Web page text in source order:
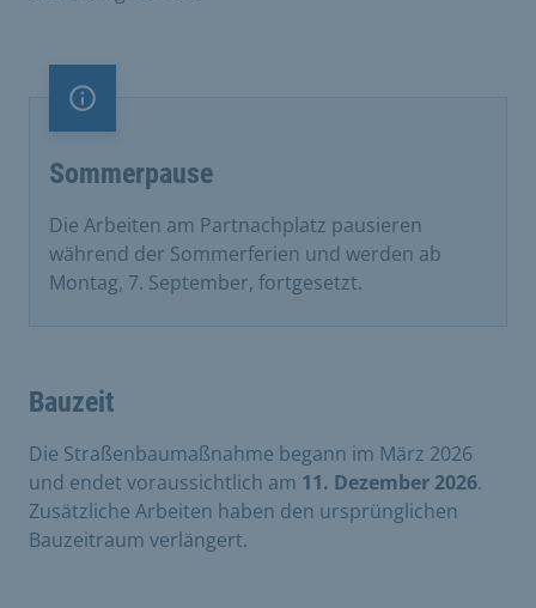
Information
Sommerpause
Die Arbeiten am Partnachplatz pausieren
während der Sommerferien und werden ab
Montag, 7. September, fortgesetzt.
Bauzeit
Die Straßenbaumaßnahme begann im März 2026
und endet voraussichtlich am 11. Dezember 2026.
Zusätzliche Arbeiten haben den ursprünglichen
Bauzeitraum verlängert.